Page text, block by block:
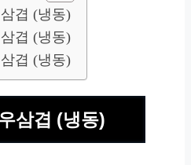
겹 (냉동)
겹 (냉동)
겹 (냉동)
삼겹 (냉동)